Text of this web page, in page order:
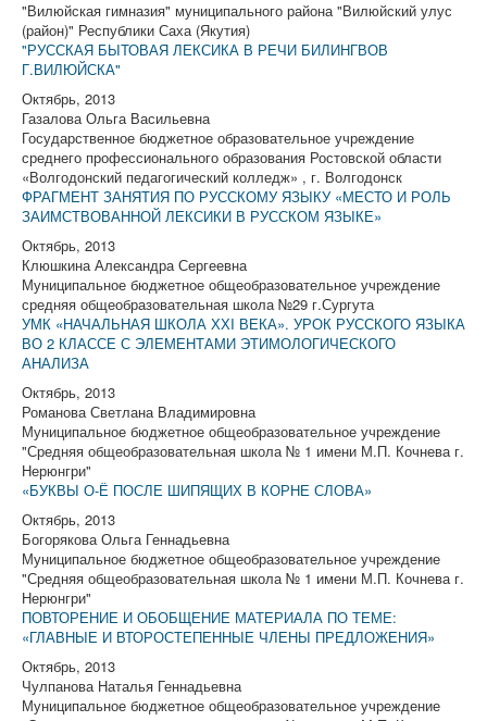
"Вилюйская гимназия" муниципального района "Вилюйский улус
(район)" Республики Саха (Якутия)
"РУССКАЯ БЫТОВАЯ ЛЕКСИКА В РЕЧИ БИЛИНГВОВ
Г.ВИЛЮЙСКА"
Октябрь, 2013
Газалова Ольга Васильевна
Государственное бюджетное образовательное учреждение
среднего профессионального образования Ростовской области
«Волгодонский педагогический колледж» , г. Волгодонск
ФРАГМЕНТ ЗАНЯТИЯ ПО РУССКОМУ ЯЗЫКУ «МЕСТО И РОЛЬ
ЗАИМСТВОВАННОЙ ЛЕКСИКИ В РУССКОМ ЯЗЫКЕ»
Октябрь, 2013
Клюшкина Александра Сергеевна
Муниципальное бюджетное общеобразовательное учреждение
средняя общеобразовательная школа №29 г.Сургута
УМК «НАЧАЛЬНАЯ ШКОЛА ХХI ВЕКА». УРОК РУССКОГО ЯЗЫКА
ВО 2 КЛАССЕ С ЭЛЕМЕНТАМИ ЭТИМОЛОГИЧЕСКОГО
АНАЛИЗА
Октябрь, 2013
Романова Светлана Владимировна
Муниципальное бюджетное общеобразовательное учреждение
"Средняя общеобразовательная школа № 1 имени М.П. Кочнева г.
Нерюнгри"
«БУКВЫ О-Ё ПОСЛЕ ШИПЯЩИХ В КОРНЕ СЛОВА»
Октябрь, 2013
Богорякова Ольга Геннадьевна
Муниципальное бюджетное общеобразовательное учреждение
"Средняя общеобразовательная школа № 1 имени М.П. Кочнева г.
Нерюнгри"
ПОВТОРЕНИЕ И ОБОБЩЕНИЕ МАТЕРИАЛА ПО ТЕМЕ:
«ГЛАВНЫЕ И ВТОРОСТЕПЕННЫЕ ЧЛЕНЫ ПРЕДЛОЖЕНИЯ»
Октябрь, 2013
Чулпанова Наталья Геннадьевна
Муниципальное бюджетное общеобразовательное учреждение